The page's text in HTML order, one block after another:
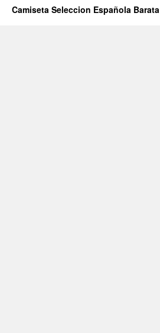
Camiseta Seleccion Española Barata